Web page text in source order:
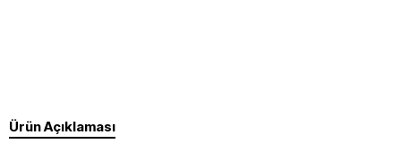
Ürün Açıklaması